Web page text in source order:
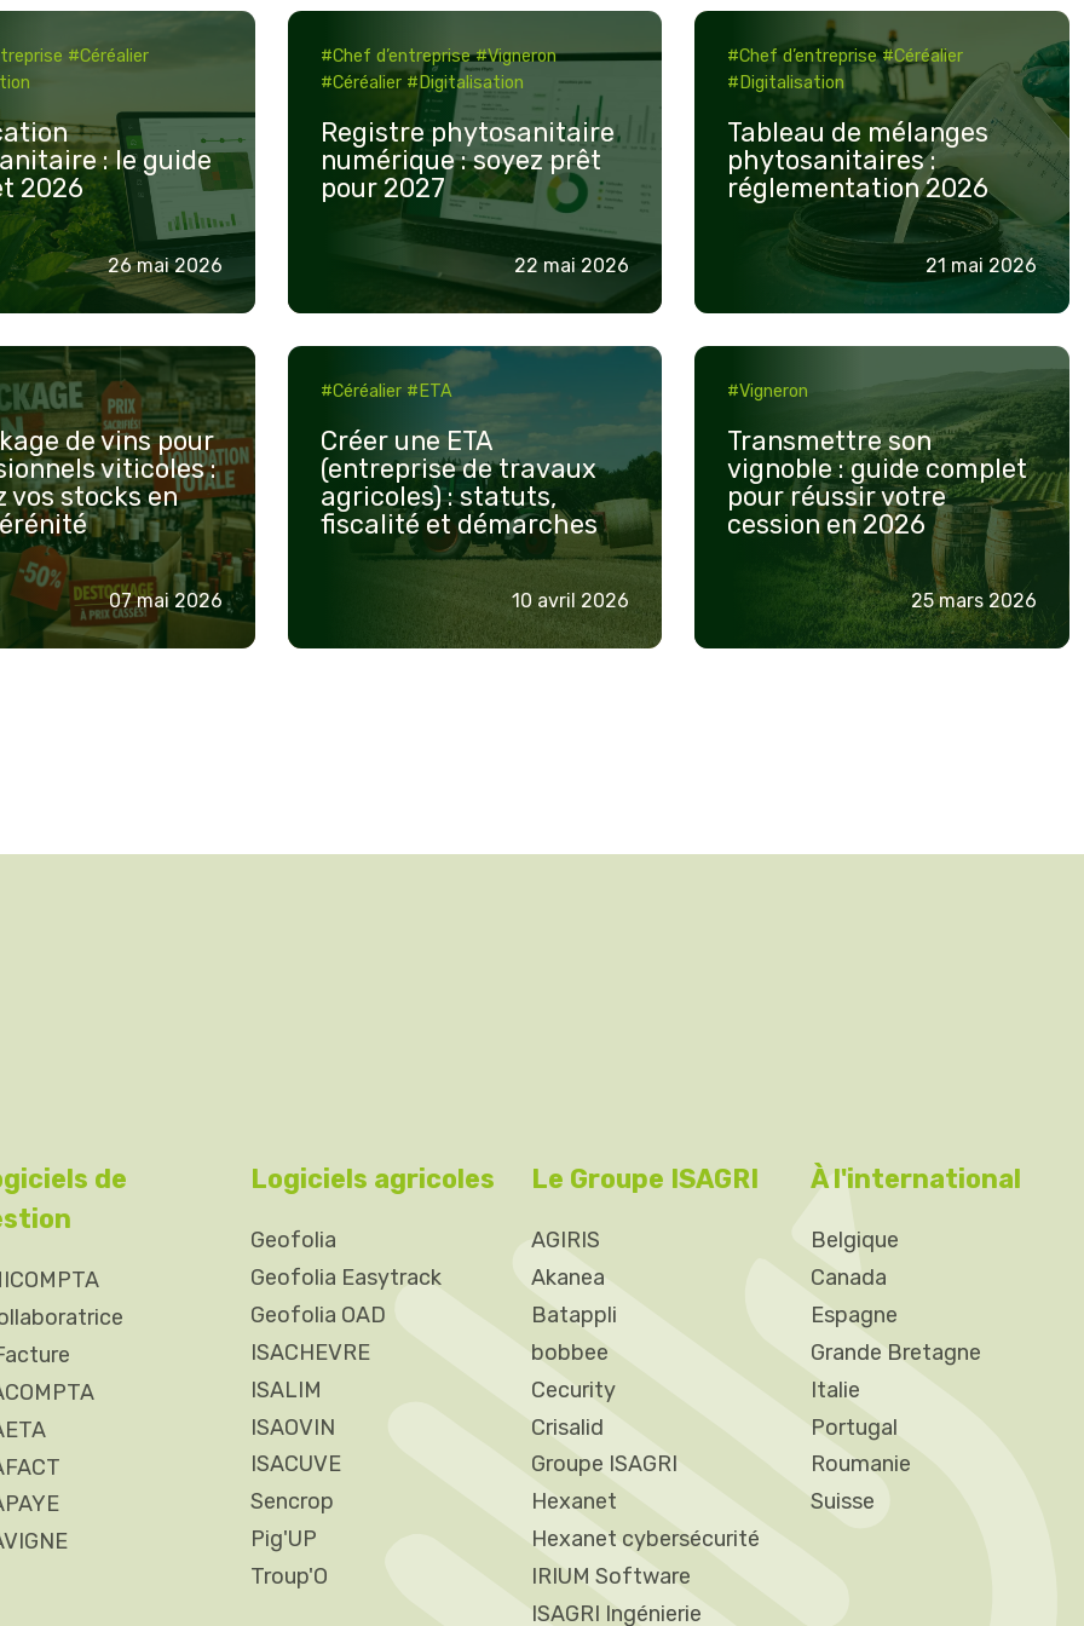
votre
Agricole
contre les
de vos
régulièrement
nos objectifs
de croissance.
Trouvez le
poste qui vous
correspond et
postulez !
emploi.isagri.fr
meilleure
rentabilité
élevage
#Céréalier
: le guide
2026
26 mai 2026
Registre
phytosanitaire
numérique
soyez
prêt
#Chef d’entreprise #Vigneron
#Céréalier #Digitalisation
Registre phytosanitaire
numérique : soyez prêt
pour 2027
22 mai 2026
Tableau
mélanges
phytosanitaires
réglementation
#Chef d’entreprise #Céréalier
#Digitalisation
Tableau de mélanges
phytosanitaires :
réglementation 2026
21 mai 2026
de vins pour
viticoles :
vos stocks en
07 mai 2026
Créer
une
ETA
(entreprise
travaux
agricoles)
statuts,
#Céréalier #ETA
Créer une ETA
(entreprise de travaux
agricoles) : statuts,
fiscalité et démarches
10 avril 2026
Transmettre
son
vignoble
guide
complet
votre
#Vigneron
Transmettre son
vignoble : guide complet
pour réussir votre
cession en 2026
25 mars 2026
de
Logiciels agricoles
Geofolia
Geofolia Easytrack
Geofolia OAD
ISACHEVRE
ISALIM
ISAOVIN
ISACUVE
Sencrop
Pig'UP
Troup'O
Le Groupe ISAGRI
AGIRIS
Akanea
Batappli
bobbee
Cecurity
Crisalid
Groupe ISAGRI
Hexanet
Hexanet cybersécurité
IRIUM Software
ISAGRI Ingénierie
À l'international
Belgique
Canada
Espagne
Grande Bretagne
Italie
Portugal
Roumanie
Suisse